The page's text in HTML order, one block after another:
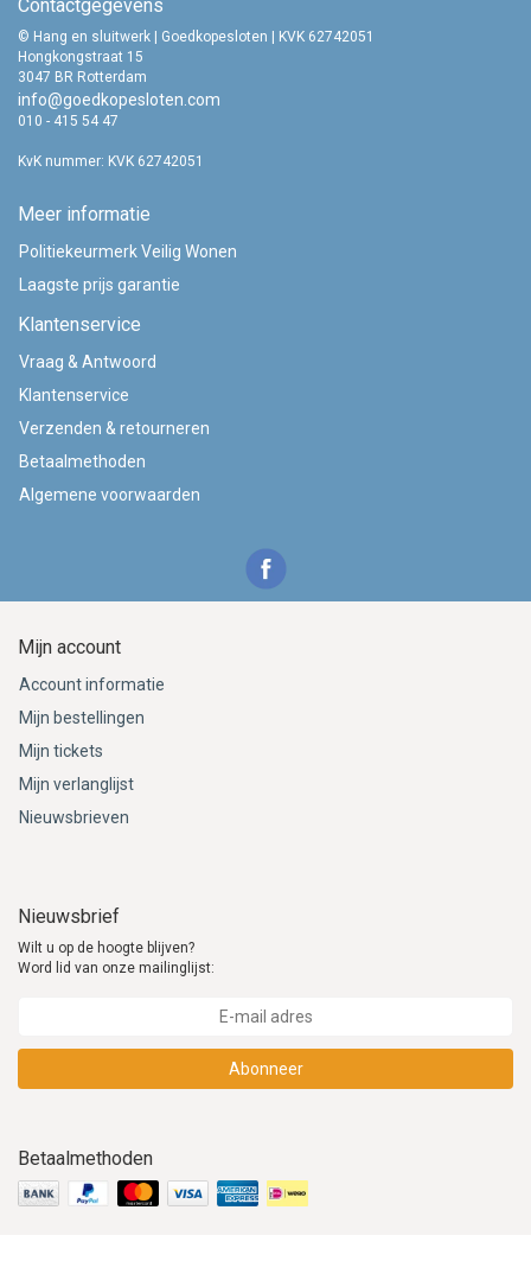
Contactgegevens
© Hang en sluitwerk | Goedkopesloten | KVK 62742051
Hongkongstraat 15
3047 BR Rotterdam
info@goedkopesloten.com
010 - 415 54 47
KvK nummer: KVK 62742051
Meer informatie
Politiekeurmerk Veilig Wonen
Laagste prijs garantie
Klantenservice
Vraag & Antwoord
Klantenservice
Verzenden & retourneren
Betaalmethoden
Algemene voorwaarden
Mijn account
Account informatie
Mijn bestellingen
Mijn tickets
Mijn verlanglijst
Nieuwsbrieven
Nieuwsbrief
Wilt u op de hoogte blijven?
Word lid van onze mailinglijst:
Abonneer
Betaalmethoden